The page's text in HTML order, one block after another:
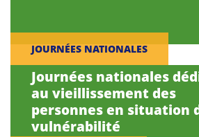
JOURNÉES NATIONALES
Journées nationales
au vieillissement des
personnes en situation
vulnérabilité